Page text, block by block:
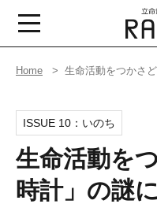
Home 生命活動をつかさ
ISSUE 10： いのち
生命活動を
時計」の謎